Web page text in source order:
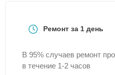
Ремонт за 1 день
В 95% случаев ремонт
в течение 1-2 часов